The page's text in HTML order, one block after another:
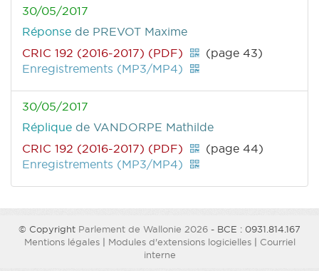
30/05/2017
Réponse de PREVOT Maxime
CRIC 192 (2016-2017) (PDF)
(page 43)
Enregistrements (MP3/MP4)
30/05/2017
Réplique de VANDORPE Mathilde
CRIC 192 (2016-2017) (PDF)
(page 44)
Enregistrements (MP3/MP4)
© Copyright Parlement de Wallonie 2026 - BCE : 0931.814.167
Mentions légales| Modules d'extensions logicielles| Courriel
interne